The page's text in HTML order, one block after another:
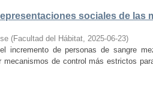
sociales de las
(Facultad del Hábitat, 2025-06-23)
incremento de personas de sangre
mecanismos de control más estrictos